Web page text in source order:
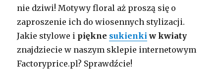
nie dziwi! Motywy floral aż proszą się o
zaproszenie ich do wiosennych stylizacji.
Jakie stylowe i piękne sukienki w kwiaty
znajdziecie w naszym sklepie internetowym
Factoryprice.pl? Sprawdźcie!